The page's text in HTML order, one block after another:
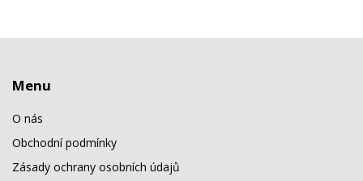
Menu
O nás
Obchodní podmínky
Zásady ochrany osobních údajů